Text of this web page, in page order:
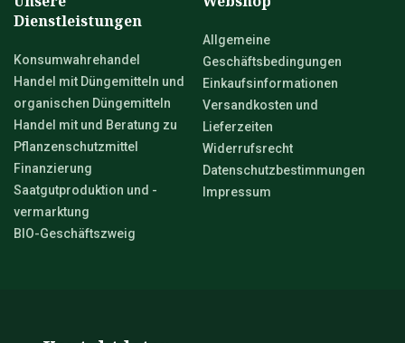
Dienstleistungen
Konsumwahrehandel
Handel mit Düngemitteln und
organischen Düngemitteln
Handel mit und Beratung zu
Pflanzenschutzmittel
Finanzierung
Saatgutproduktion und -
vermarktung
BIO-Geschäftszweig
Allgemeine
Geschäftsbedingungen
Einkaufsinformationen
Versandkosten und
Lieferzeiten
Widerrufsrecht
Datenschutzbestimmungen
Impressum